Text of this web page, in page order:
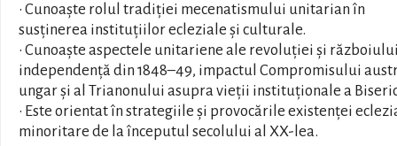
• Cunoaște rolul tradiției mecenatismului unitarian în
susținerea instituțiilor ecleziale și culturale.
• Cunoaște aspectele unitariene ale revoluției și
independență din 1848–49, impactul Compromisului
ungar și al Trianonului asupra vieții instituționale a
• Este orientat în strategiile și provocările existenței
minoritare de la începutul secolului al XX-lea.